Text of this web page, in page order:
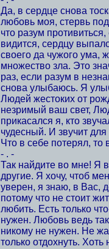
Да, в сердце снова
любовь моя, стервь
что разум
видится, сердцу
своего да чужого ума,
множество зла. Это
раз, если разум в
снова улыбаюсь. Я
Людей жестоких от
незримый ваш свет,
прикасался я, кто
чудесный. И звучит
Что в себе потерял, то
- . -
Так найдите во мне! Я
другие. Я хочу, чтоб
уверен, я знаю, в Вас,
потому что не стоит
любить. Есть только
нужен. Любовь ведь
никому не нужен. Не
только отдохнуть.